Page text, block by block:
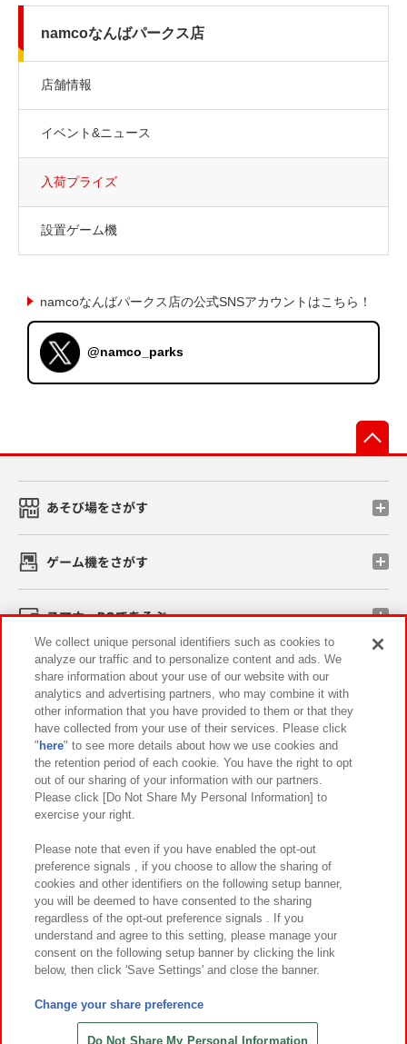
namcoなんばパークス店
店舗情報
イベント&ニュース
入荷プライズ
設置ゲーム機
namcoなんばパークス店の公式SNSアカウントはこちら！
@namco_parks
あそび場をさがす
ゲーム機をさがす
スマホ・PCであそぶ
イベント・キャンペーン
関連会社 サステナビリティ サイトポリシー
プライバシーポリシー ウェブアクセシビリティ方針と検証結果
お取引先さまとともに
カスタマーハラスメント対応方針 よくあるご質問・お問い合わせ
©Bandai Namco Amusement Inc.
©Bandai Namco Amusement Lab Inc.
©HANAYASHIKI Co., Ltd. All Rights Reserved.
We collect unique personal identifiers such as cookies to
analyze our traffic and to personalize content and ads. We
share information about your use of our website with our
analytics and advertising partners, who may combine it with
other information that you have provided to them or that they
have collected from your use of their services. Please click
" here" to see more details about how we use cookies and
the retention period of each cookie. You have the right to opt
out of our sharing of your information with our partners.
Please click [Do Not Share My Personal Information] to
exercise your right.
Please note that even if you have enabled the opt-out
preference signals , if you choose to allow the sharing of
cookies and other identifiers on the following setup banner,
you will be deemed to have consented to the sharing
regardless of the opt-out preference signals . If you
understand and agree to this setting, please manage your
consent on the following setup banner by clicking the link
below, then click 'Save Settings' and close the banner.
Change your share preference
Do Not Share My Personal Information